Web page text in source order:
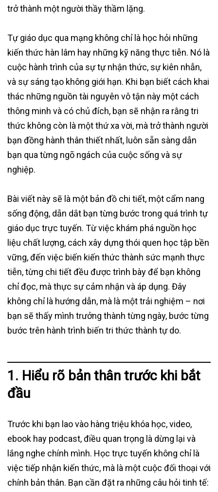
trở thành một người thầy thầm lặng.
Tự giáo dục qua mạng không chỉ là học hỏi những
kiến thức hàn lâm hay những kỹ năng thực tiễn. Nó là
cuộc hành trình của sự tự nhận thức, sự kiên nhẫn,
và sự sáng tạo không giới hạn. Khi bạn biết cách khai
thác những nguồn tài nguyên vô tận này một cách
thông minh và có chủ đích, bạn sẽ nhận ra rằng tri
thức không còn là một thứ xa vời, mà trở thành người
bạn đồng hành thân thiết nhất, luôn sẵn sàng dẫn
bạn qua từng ngõ ngách của cuộc sống và sự
nghiệp.
Bài viết này sẽ là một bản đồ chi tiết, một cẩm nang
sống động, dẫn dắt bạn từng bước trong quá trình tự
giáo dục trực tuyến. Từ việc khám phá nguồn học
liệu chất lượng, cách xây dựng thói quen học tập bền
vững, đến việc biến kiến thức thành sức mạnh thực
tiễn, từng chi tiết đều được trình bày để bạn không
chỉ đọc, mà thực sự cảm nhận và áp dụng. Đây
không chỉ là hướng dẫn, mà là một trải nghiệm – nơi
bạn sẽ thấy mình trưởng thành từng ngày, bước từng
bước trên hành trình biến tri thức thành tự do.
1. Hiểu rõ bản thân trước khi bắt
đầu
Trước khi bạn lao vào hàng triệu khóa học, video,
ebook hay podcast, điều quan trọng là dừng lại và
lắng nghe chính mình. Học trực tuyến không chỉ là
việc tiếp nhận kiến thức, mà là một cuộc đối thoại với
chính bản thân. Bạn cần đặt ra những câu hỏi tinh tế: